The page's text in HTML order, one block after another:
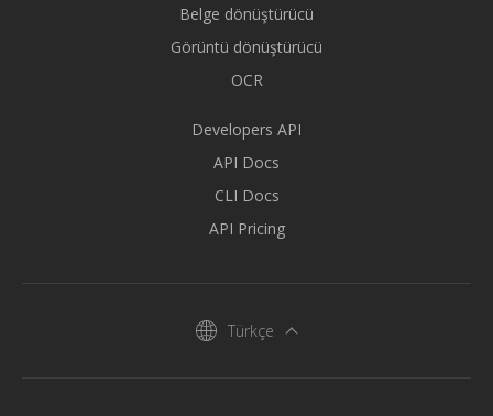
Belge dönüştürücü
Görüntü dönüştürücü
OCR
Developers API
API Docs
CLI Docs
API Pricing
Türkçe